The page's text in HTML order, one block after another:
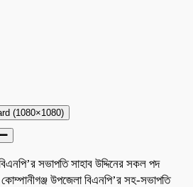
(1080×1080)
সভাপতি সাহাব উদ্দিনের সকল পদ
উপজেলা বিএনপি’র সহ-সভাপতি